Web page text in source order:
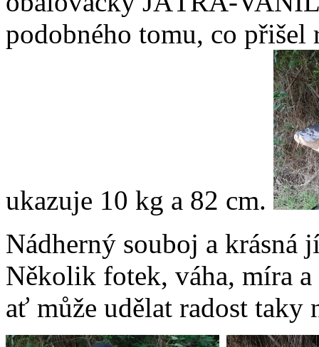
podobného tomu, co přišel
ukazuje 10 kg a 82 cm.
Nádherný souboj a krásná
Několik fotek, váha, míra
ať může udělat radost taky